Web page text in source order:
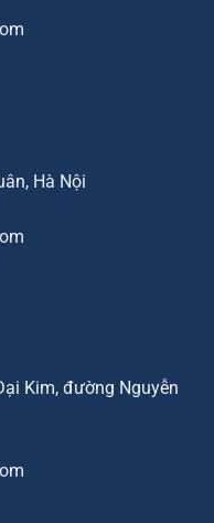
Hà Nội
Kim, đường Nguyễn